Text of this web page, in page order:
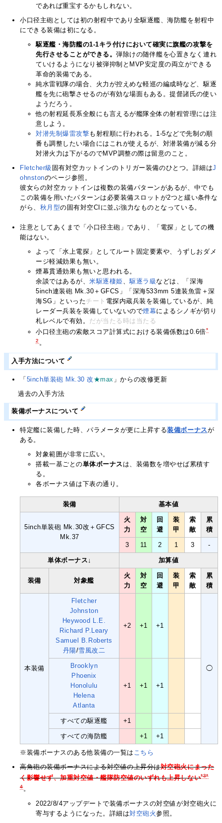
であれば重宝するかもしれない。
小口径主砲としては初の射程中であり全駆逐艦、海防艦を射程中
にできる装備は初になる。
駆逐艦・海防艦の1-1キラ付けにおいて確実に旗艦の攻撃を
先行させることができる。弾除けの随伴艦を心置きなく連れ
ていけるようになり被弾抑制とMVP安定度の両立ができる
革命的装備である。
純水雷戦隊の場合、火力が控えめな軽巡の編成時など、駆逐
艦を先に砲撃させるのが有効な場面もある。提督諸氏の使い
ようだろう。
他の射程延長系全般にも言えるが艦隊全体の射程管理には注
意しよう。
対潜先制爆雷攻撃も射程順に行われる。1-5などで先制の順
番も調整したい場合にはこれが使えるが、対潜装備が減る分
対潜火力は下がるのでMVP調整の際は留意のこと。
Fletcher級 固有対空カットインのトリガー装備のひとつ。詳細はJ
ohnstonのページ参照。
彼女らの対空カットインは複数の装備パターンがあるが、中でも
この装備を用いたパターンは必要装備スロットが2つと緩い条件な
がら、 秋月型の固有対空CIに並ぶ強力なものとなっている。
注意としてあくまで「小口径主砲」であり、「電探」としての機
能はない。
よって「水上電探」としてルート固定要素や、うずしおダメ
ージ軽減効果も無い。
煙幕貫通効果も無いと思われる。
余談ではあるが、米駆逐棲姫 、駆逐ラ級などは、「深海
5inch連装砲 Mk.30＋GFCS」「深海533mm 5連装魚雷＋深
海SG」といったチート 電探内蔵兵装を装備しているが、純
レーダー兵装を装備していないので煙幕によるシノギが切り
札レベルで有効。 だが当たる時は当たる
小口径主砲の索敵スコア計算式における装備係数は0.6倍*
2。
入手方法について
「 5inch単装砲 Mk.30 改 ★max 」からの改修更新
過去の入手方法
装備ボーナスについて
特定艦に装備した時、パラメータが更に上昇する装備ボーナスが
ある。
対象範囲が非常に広い。
搭載一基ごとの単体ボーナス は、装備数を増やせば累積す
る。
各ボーナス値は下表の通り。
装備 基本値
5inch単装砲 Mk.30改＋GFCS
Mk.37
火
力
対
空
回
避
装
甲
索
敵
累
積
3 11 2 1 3 -
単体ボーナス↓ 加算値
装備 対象艦
火
力
対
空
回
避
装
甲
索
敵
累
積
本装備
Fletcher
Johnston
Heywood L.E.
Richard P.Leary
Samuel B.Roberts
丹陽/雪風改二
+2 +1 +1
◯
Brooklyn
Phoenix
Honolulu
Helena
Atlanta
+1 +1 +1
すべての駆逐艦 +1
すべての海防艦 +1 +1
※装備ボーナスのある他装備の一覧は こちら
高角砲の装備ボーナスによる対空値の上昇分は対空砲火にまった
く影響せず、加重対空値・艦隊防空値のいずれも上昇しない*3*
4。
2022/8/4アップデートで装備ボーナスの対空値が対空砲火に
寄与するようになった。詳細は対空砲火参照。